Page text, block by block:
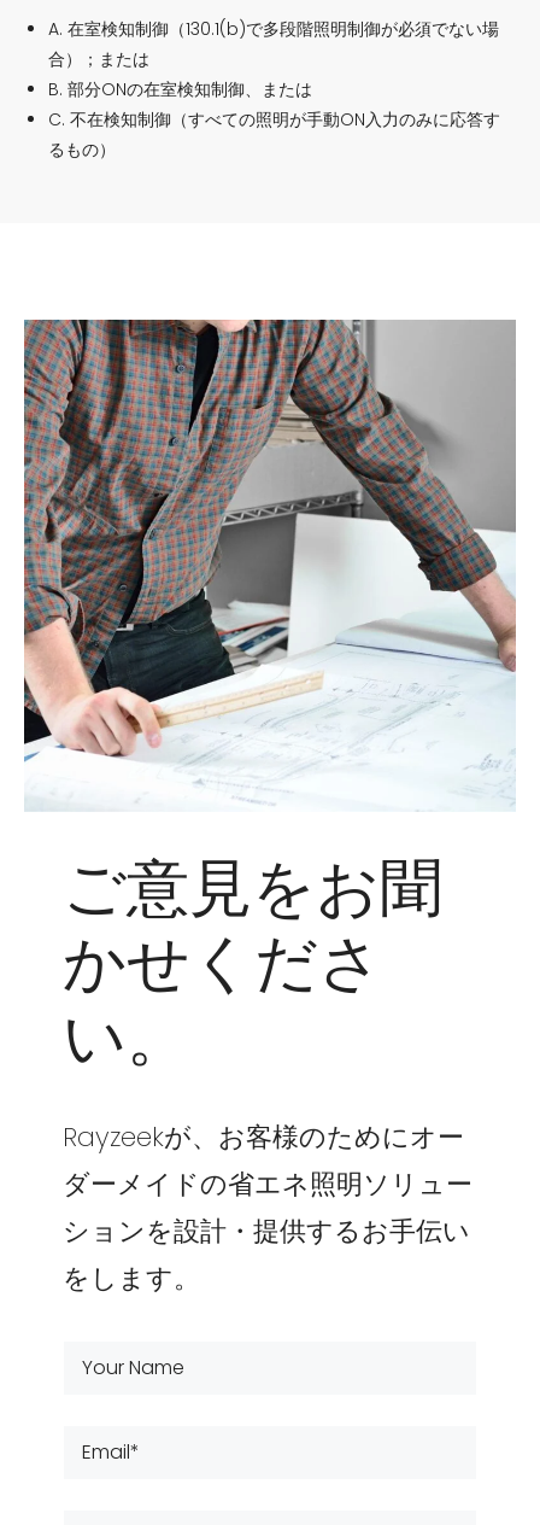
A. 在室検知制御（130.1(b)で多段階照明制御が必須でない場
合）；または
B. 部分ONの在室検知制御、または
C. 不在検知制御（すべての照明が手動ON入力のみに応答す
るもの）
ご意見をお聞
かせくださ
い。
Rayzeekが、お客様のためにオー
ダーメイドの省エネ照明ソリュー
ションを設計・提供するお手伝い
をします。